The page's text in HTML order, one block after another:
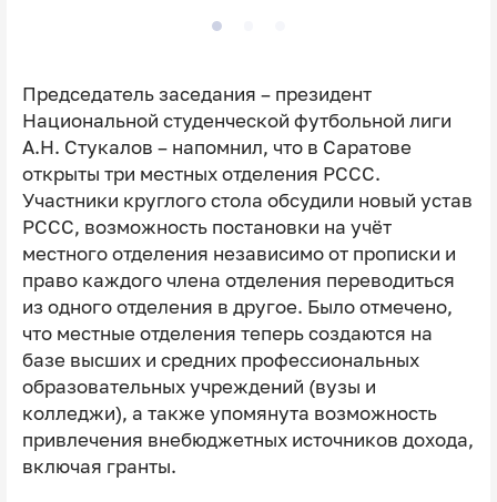
Председатель заседания – президент
Национальной студенческой футбольной лиги
А.Н. Стукалов – напомнил, что в Саратове
открыты три местных отделения РССС.
Участники круглого стола обсудили новый устав
РССС, возможность постановки на учёт
местного отделения независимо от прописки и
право каждого члена отделения переводиться
из одного отделения в другое. Было отмечено,
что местные отделения теперь создаются на
базе высших и средних профессиональных
образовательных учреждений (вузы и
колледжи), а также упомянута возможность
привлечения внебюджетных источников дохода,
включая гранты.